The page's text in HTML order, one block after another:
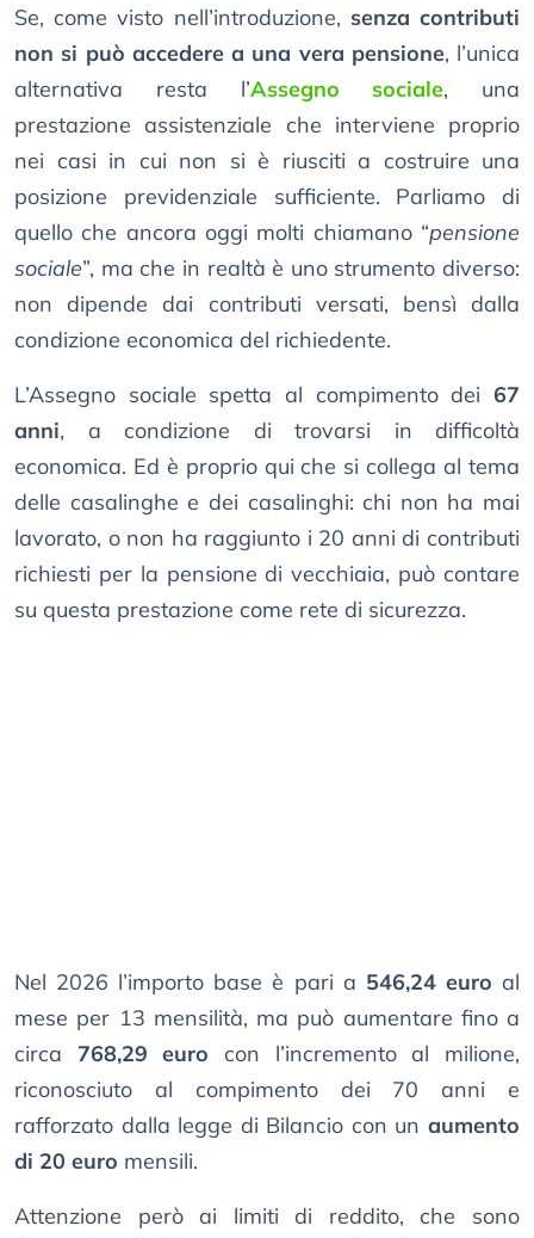
Se, come visto nell’introduzione, senza contributi
non si può accedere a una vera pensione, l’unica
alternativa resta l’Assegno sociale, una
prestazione assistenziale che interviene proprio
nei casi in cui non si è riusciti a costruire una
posizione previdenziale sufficiente. Parliamo di
quello che ancora oggi molti chiamano “pensione
sociale”, ma che in realtà è uno strumento diverso:
non dipende dai contributi versati, bensì dalla
condizione economica del richiedente.
L’Assegno sociale spetta al compimento dei 67
anni, a condizione di trovarsi in difficoltà
economica. Ed è proprio qui che si collega al tema
delle casalinghe e dei casalinghi: chi non ha mai
lavorato, o non ha raggiunto i 20 anni di contributi
richiesti per la pensione di vecchiaia, può contare
su questa prestazione come rete di sicurezza.
Nel 2026 l’importo base è pari a 546,24 euro al
mese per 13 mensilità, ma può aumentare fino a
circa 768,29 euro con l’incremento al milione,
riconosciuto al compimento dei 70 anni e
rafforzato dalla legge di Bilancio con un aumento
di 20 euro mensili.
Attenzione però ai limiti di reddito, che sono